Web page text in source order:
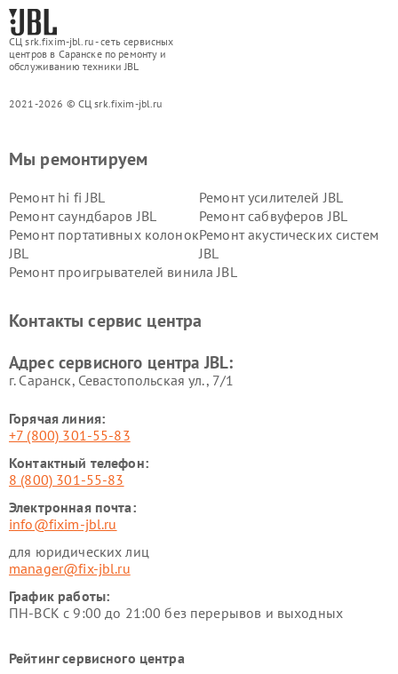
СЦ srk.fixim-jbl.ru - сеть сервисных
центров в Саранске по ремонту и
обслуживанию техники JBL
2021-2026 © СЦ srk.fixim-jbl.ru
Мы ремонтируем
Ремонт hi fi JBL
Ремонт усилителей JBL
Ремонт саундбаров JBL
Ремонт сабвуферов JBL
Ремонт портативных колонок
JBL
Ремонт акустических систем
JBL
Ремонт проигрывателей винила JBL
Контакты сервис центра
Адрес сервисного центра JBL:
г. Саранск, Севастопольская ул., 7/1
Горячая линия:
+7 (800) 301-55-83
Контактный телефон:
8 (800) 301-55-83
Электронная почта:
info@fixim-jbl.ru
для юридических лиц
manager@fix-jbl.ru
График работы:
ПН-ВСК с 9:00 до 21:00 без перерывов и выходных
Рейтинг сервисного центра